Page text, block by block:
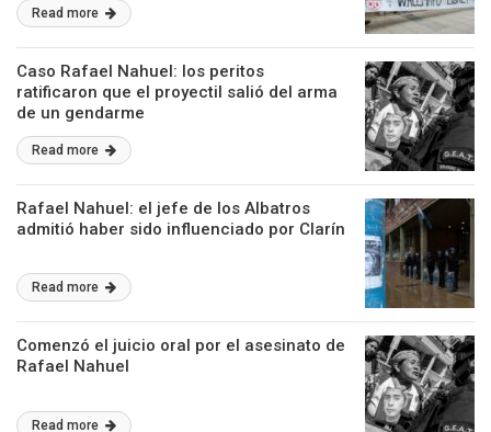
Read more
Caso Rafael Nahuel: los peritos
ratificaron que el proyectil salió del arma
de un gendarme
Read more
Rafael Nahuel: el jefe de los Albatros
admitió haber sido influenciado por Clarín
Read more
Comenzó el juicio oral por el asesinato de
Rafael Nahuel
Read more